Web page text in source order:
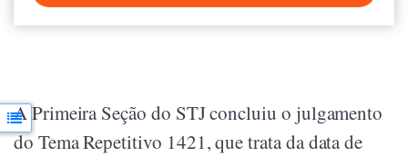
A Primeira Seção do STJ concluiu o julgamento
do Tema Repetitivo 1421, que trata da data de